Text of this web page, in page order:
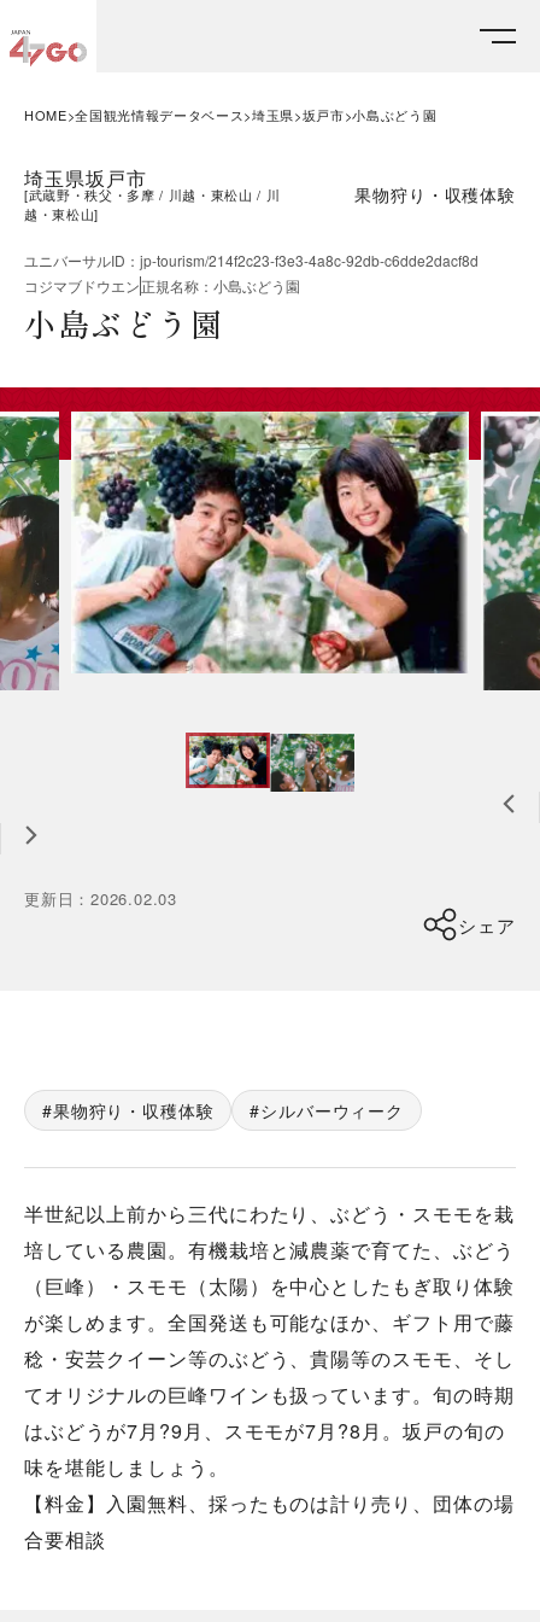
HOME 全国観光情報データベース 埼玉県 坂戸市 小島ぶどう園
埼玉県坂戸市
[武蔵野・秩父・多摩 川越・東松山
川
越・東松山]
果物狩り・収穫体験
ユニバーサルID ： jp-tourism/214f2c23-f3e3-4a8c-92db-c6dde2dacf8d
コジマブドウエン正規名称 ： 小島ぶどう園
小島ぶどう園
更新日 ：2026.02.03
シェア
果物狩り・収穫体験 シルバーウィーク
半世紀以上前から三代にわたり、ぶどう・スモモを栽
培している農園。有機栽培と減農薬で育てた、ぶどう
（巨峰）・スモモ（太陽）を中心としたもぎ取り体験
が楽しめます。全国発送も可能なほか、ギフト用で藤
稔・安芸クイーン等のぶどう、貴陽等のスモモ、そし
てオリジナルの巨峰ワインも扱っています。旬の時期
はぶどうが7月?9月、スモモが7月?8月。坂戸の旬の
味を堪能しましょう。
【料金】入園無料、採ったものは計り売り、団体の場
合要相談